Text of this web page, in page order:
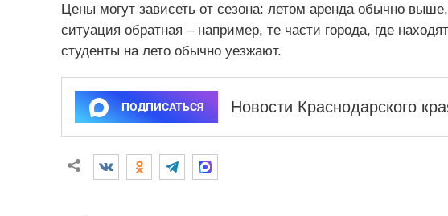
Цены могут зависеть от сезона: летом аренда обычно
ситуация обратная – например, те части города, где
студенты на лето обычно уезжают.
ПОДПИСАТЬСЯ Новости Краснодарского